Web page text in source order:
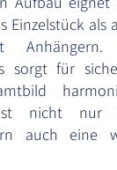
Einzelstück als
sorgt für
ist nicht nur
auch eine